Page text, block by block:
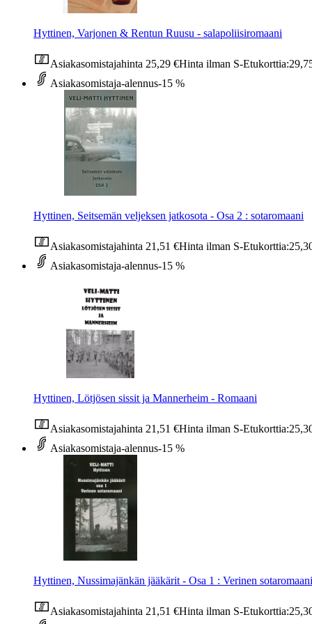
Hyttinen, Varjonen & Rentun Ruusu - salapoliisiromaani
Asiakasomistajahinta 25,29 €Hinta ilman S-Etukorttia:
Asiakasomistaja-alennus-15 %
Hyttinen, Seitsemän veljeksen jatkosota - Osa 2 : sotaromaani
Asiakasomistajahinta 21,51 €Hinta ilman S-Etukorttia:
Asiakasomistaja-alennus-15 %
Hyttinen, Lötjösen sissit ja Mannerheim - Romaani
Asiakasomistajahinta 21,51 €Hinta ilman S-Etukorttia:
Asiakasomistaja-alennus-15 %
Hyttinen, Nussimajänkän jääkärit - Osa 1 : Verinen sotaromaani
Asiakasomistajahinta 21,51 €Hinta ilman S-Etukorttia: